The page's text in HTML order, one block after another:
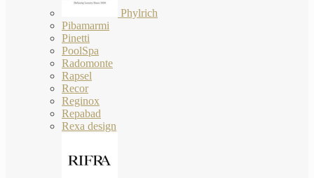
Phylrich
Pibamarmi
Pinetti
PoolSpa
Radomonte
Rapsel
Recor
Reginox
Repabad
Rexa design